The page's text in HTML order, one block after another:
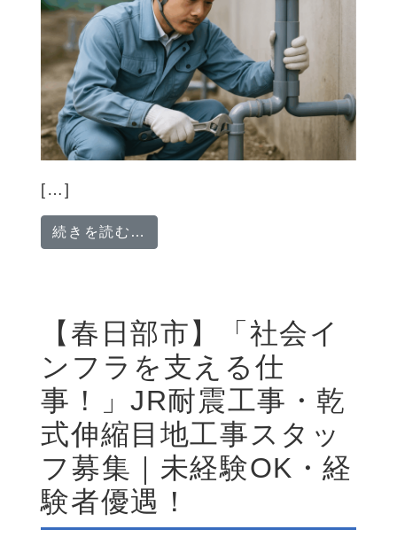
[…]
続きを読む…
【春日部市】「社会イ
ンフラを支える仕
事！」JR耐震工事・乾
式伸縮目地工事スタッ
フ募集｜未経験OK・経
験者優遇！